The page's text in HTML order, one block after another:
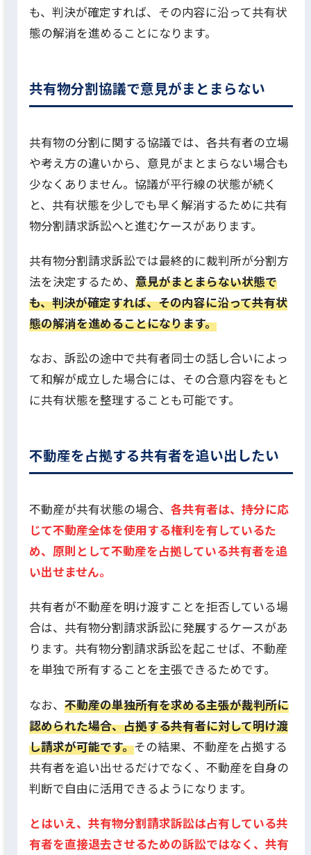
も、判決が確定すれば、その内容に沿って共有状
態の解消を進めることになります。
共有物分割協議で意見がまとまらない
共有物の分割に関する協議では、各共有者の立場
や考え方の違いから、意見がまとまらない場合も
少なくありません。協議が平行線の状態が続く
と、共有状態を少しでも早く解消するために共有
物分割請求訴訟へと進むケースがあります。
共有物分割請求訴訟では最終的に裁判所が分割方
法を決定するため、 意見がまとまらない状態で
も、判決が確定すれば、その内容に沿って共有状
態の解消を進めることになります。
なお、訴訟の途中で共有者同士の話し合いによっ
て和解が成立した場合には、その合意内容をもと
に共有状態を整理することも可能です。
不動産を占拠する共有者を追い出したい
不動産が共有状態の場合、 各共有者は、持分に応
じて不動産全体を使用する権利を有しているた
め、原則として不動産を占拠している共有者を追
い出せません。
共有者が不動産を明け渡すことを拒否している場
合は、共有物分割請求訴訟に発展するケースがあ
ります。共有物分割請求訴訟を起こせば、不動産
を単独で所有することを主張できるためです。
なお、 不動産の単独所有を求める主張が裁判所に
認められた場合、占拠する共有者に対して明け渡
し請求が可能です。その結果、不動産を占拠する
共有者を追い出せるだけでなく、不動産を自身の
判断で自由に活用できるようになります。
とはいえ、共有物分割請求訴訟は占有している共
有者を直接退去させるための訴訟ではなく、共有